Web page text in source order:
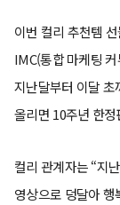
이번 컬리 추천템
IMC(통합 마케팅
지난달부터 이달 초
올리면 10주년 한
컬리 관계자는 “지
영상으로 덩달아 행